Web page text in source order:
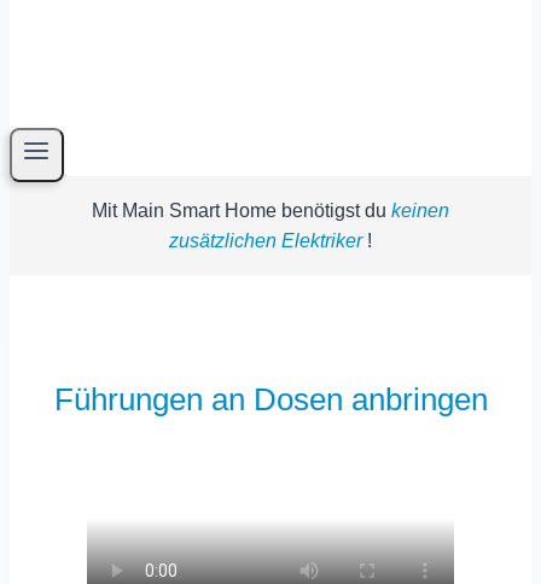
Mit Main Smart Home benötigst du keinen
zusätzlichen Elektriker!
Führungen an Dosen anbringen